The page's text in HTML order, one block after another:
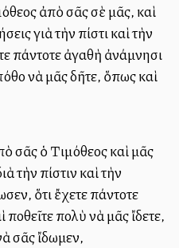
ἀπὸ σᾶς σὲ μᾶς, καὶ
γιὰ τὴν πίστι καὶ τὴν
πάντοτε ἀγαθὴ ἀνάμνησι
νὰ μᾶς δῆτε, ὅπως καὶ
σᾶς ὁ Τιμόθεος καὶ μᾶς
τὴν πίστιν καὶ τὴν
ὅτι ἔχετε πάντοτε
πολὺ νὰ μᾶς ἴδετε,
σᾶς ἴδωμεν,